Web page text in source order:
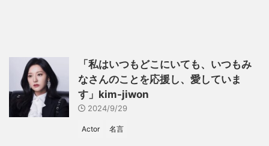
「私はいつもどこにいても、いつもみ
なさんのことを応援し、愛していま
す」kim-jiwon
2024/9/29
Actor 名言